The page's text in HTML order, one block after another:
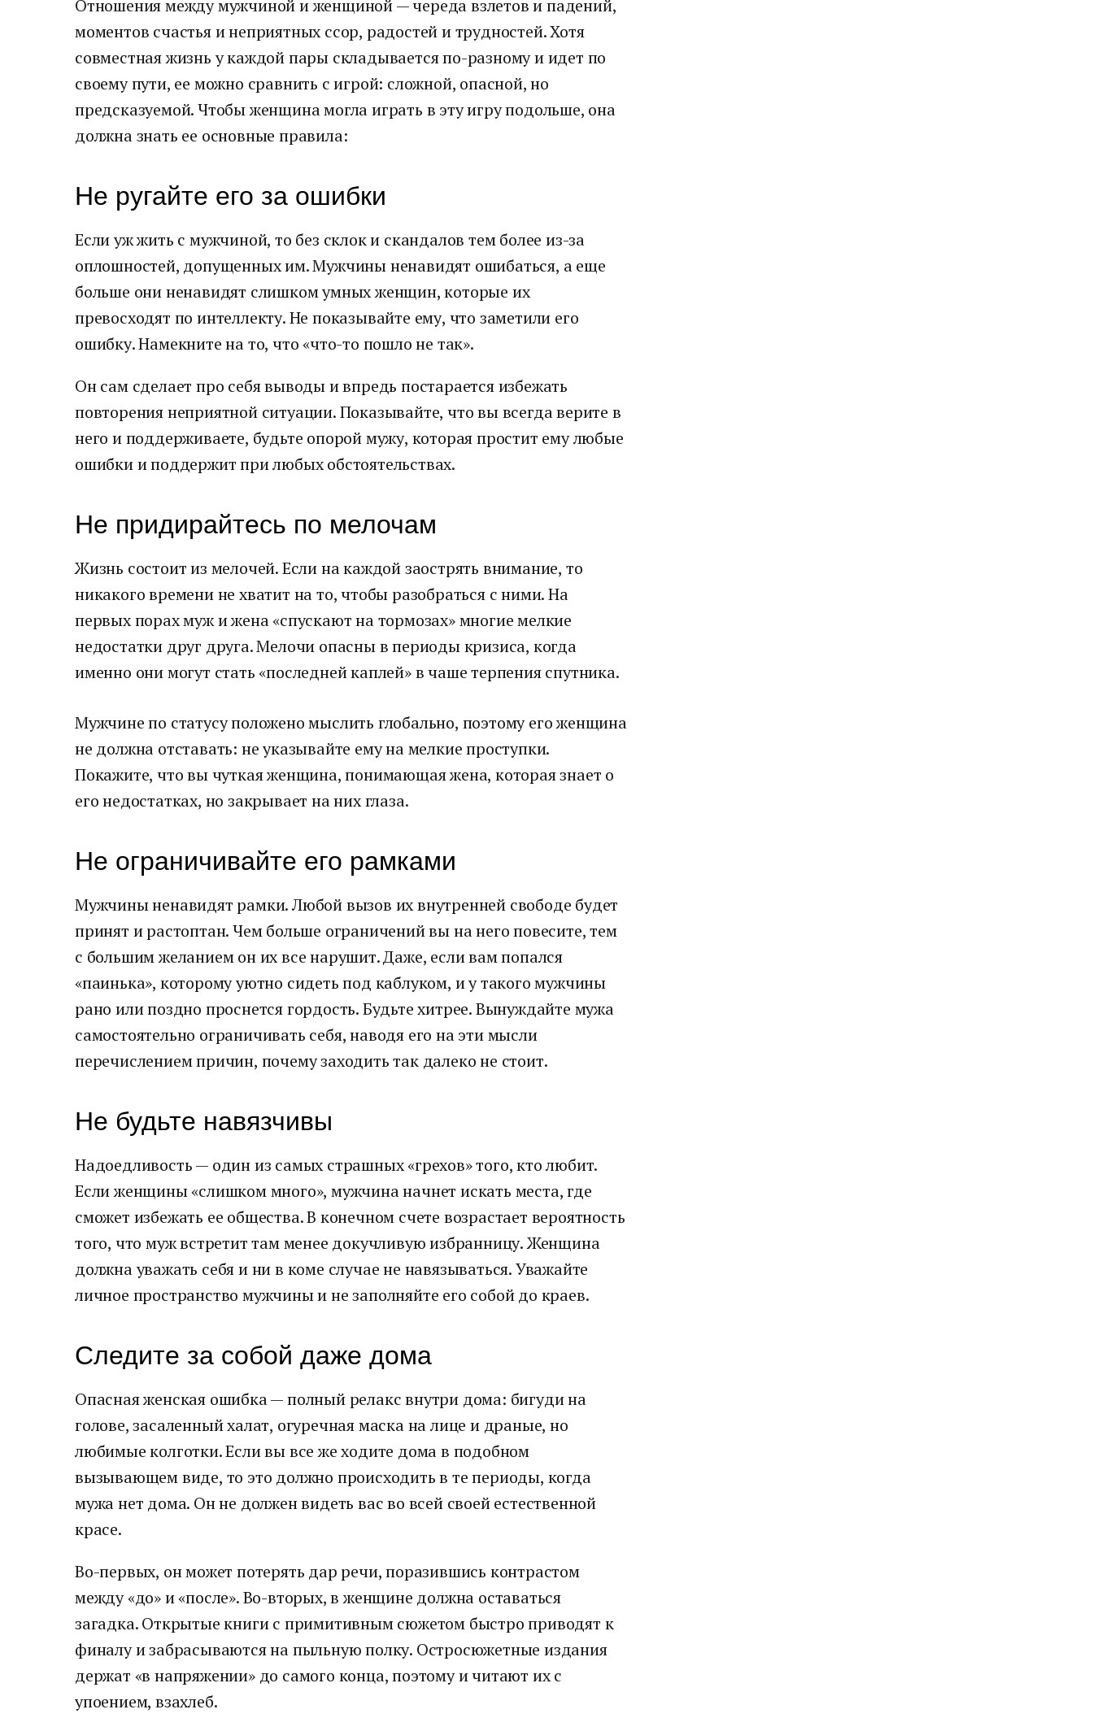
Отношения между мужчиной и женщиной — череда взлетов и падений,
моментов счастья и неприятных ссор, радостей и трудностей. Хотя
совместная жизнь у каждой пары складывается по-разному и идет по
своему пути, ее можно сравнить с игрой: сложной, опасной, но
предсказуемой. Чтобы женщина могла играть в эту игру подольше, она
должна знать ее основные правила:
Не ругайте его за ошибки
Если уж жить с мужчиной, то без склок и скандалов тем более из-за
оплошностей, допущенных им. Мужчины ненавидят ошибаться, а еще
больше они ненавидят слишком умных женщин, которые их
превосходят по интеллекту. Не показывайте ему, что заметили его
ошибку. Намекните на то, что «что-то пошло не так».
Он сам сделает про себя выводы и впредь постарается избежать
повторения неприятной ситуации. Показывайте, что вы всегда верите в
него и поддерживаете, будьте опорой мужу, которая простит ему любые
ошибки и поддержит при любых обстоятельствах.
Не придирайтесь по мелочам
Жизнь состоит из мелочей. Если на каждой заострять внимание, то
никакого времени не хватит на то, чтобы разобраться с ними. На
первых порах муж и жена «спускают на тормозах» многие мелкие
недостатки друг друга. Мелочи опасны в периоды кризиса, когда
именно они могут стать «последней каплей» в чаше терпения спутника.
Мужчине по статусу положено мыслить глобально, поэтому его женщина
не должна отставать: не указывайте ему на мелкие проступки.
Покажите, что вы чуткая женщина, понимающая жена, которая знает о
его недостатках, но закрывает на них глаза.
Не ограничивайте его рамками
Мужчины ненавидят рамки. Любой вызов их внутренней свободе будет
принят и растоптан. Чем больше ограничений вы на него повесите, тем
с большим желанием он их все нарушит. Даже, если вам попался
«паинька», которому уютно сидеть под каблуком, и у такого мужчины
рано или поздно проснется гордость. Будьте хитрее. Вынуждайте мужа
самостоятельно ограничивать себя, наводя его на эти мысли
перечислением причин, почему заходить так далеко не стоит.
Не будьте навязчивы
Надоедливость — один из самых страшных «грехов» того, кто любит.
Если женщины «слишком много», мужчина начнет искать места, где
сможет избежать ее общества. В конечном счете возрастает вероятность
того, что муж встретит там менее докучливую избранницу. Женщина
должна уважать себя и ни в коме случае не навязываться. Уважайте
личное пространство мужчины и не заполняйте его собой до краев.
Следите за собой даже дома
Опасная женская ошибка — полный релакс внутри дома: бигуди на
голове, засаленный халат, огуречная маска на лице и драные, но
любимые колготки. Если вы все же ходите дома в подобном
вызывающем виде, то это должно происходить в те периоды, когда
мужа нет дома. Он не должен видеть вас во всей своей естественной
красе.
Во-первых, он может потерять дар речи, поразившись контрастом
между «до» и «после». Во-вторых, в женщине должна оставаться
загадка. Открытые книги с примитивным сюжетом быстро приводят к
финалу и забрасываются на пыльную полку. Остросюжетные издания
держат «в напряжении» до самого конца, поэтому и читают их с
упоением, взахлеб.